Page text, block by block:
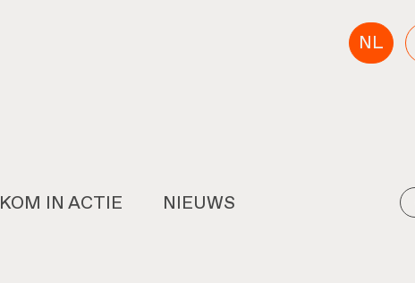
NL
KOM IN ACTIE NIEUWS